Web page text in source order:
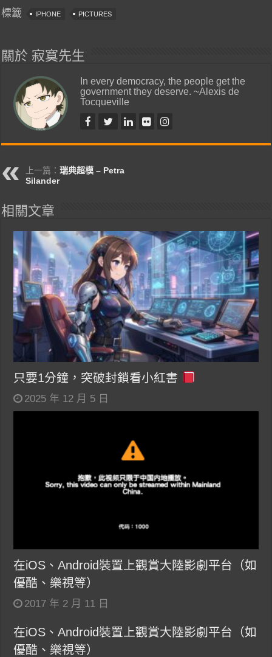
標籤 IPHONE PICTURES
關於 寂寞先生
In every democracy, the people get the
government they deserve. ~Alexis de
Tocqueville
上一篇：瑞典超模 – Petra
Silander
相關文章
只要1分鐘，突破封鎖看小紅書
2025 年 12 月 5 日
在iOS、Android裝置上觀賞大陸影劇平台（如
優酷、樂視等）
2017 年 2 月 11 日
在iOS、Android裝置上觀賞大陸影劇平台（如
優酷、樂視等）